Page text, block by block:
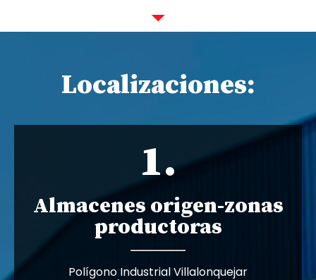
Localizaciones:
1.
Almacenes origen-zonas
productoras
Polígono Industrial Villalonquejar